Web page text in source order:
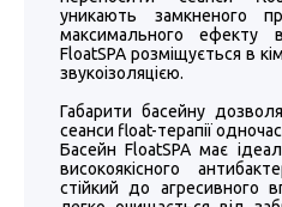
уникають замкненого
максимального ефекту
FloatSPA розміщується в
звукоізоляцією.
Габарити басейну
сеанси float-терапії
Басейн FloatSPA має
високоякісного
стійкий до агресивного